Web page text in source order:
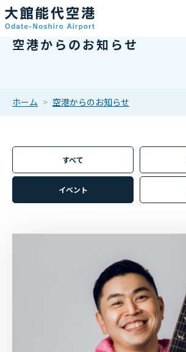
空港からのお知らせ
ホーム 空港からのお知らせ
すべて
イベント